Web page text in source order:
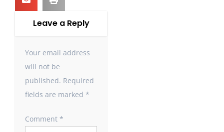
Leave a Reply
Your email address
will not be
published. Required
fields are marked *
Comment *